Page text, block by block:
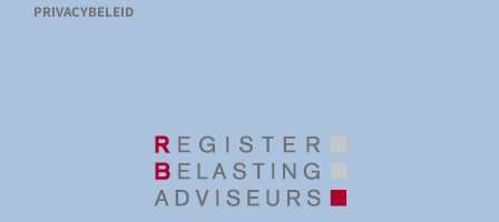
PRIVACYBELEID